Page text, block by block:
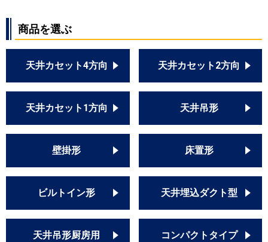
商品を選ぶ
天井カセット4方向 天井カセット2方向
天井カセット1方向 天井吊形
壁掛形 床置形
ビルトイン形 天井埋込ダクト型
天井吊形厨房用 コンパクトタイプ